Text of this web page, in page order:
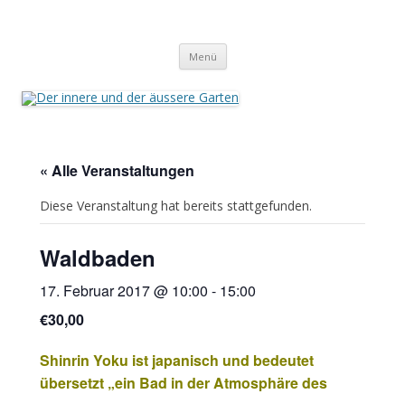
Menü Zum
springen
« Alle Veranstaltungen
Diese Veranstaltung hat bereits stattgefunden.
Waldbaden
17. Februar 2017 @ 10:00 - 15:00
€30,00
Shinrin Yoku ist japanisch und bedeutet
übersetzt „ein Bad in der Atmosphäredes